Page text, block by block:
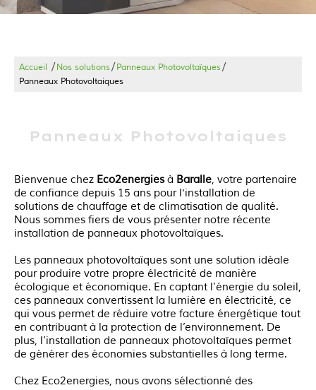
Accueil / Nos solutions/ Panneaux Photovoltaïques/
Panneaux Photovoltaiques
Panneaux Photovoltaiques
Bienvenue chez Eco2energiesà Baralle, votre partenaire
de confiance depuis 15 ans pour l'installation de
solutions de chauffage et de climatisation de qualité.
Nous sommes fiers de vous présenter notre récente
installation de panneaux photovoltaïques.
Les panneaux photovoltaïques sont une solution idéale
pour produire votre propre électricité de manière
écologique et économique. En captant l’énergie du soleil,
ces panneaux convertissent la lumière en électricité, ce
qui vous permet de réduire votre facture énergétique tout
en contribuant à la protection de l’environnement. De
plus, l’installation de panneaux photovoltaïques permet
de générer des économies substantielles à long terme.
Chez Eco2energies, nous avons sélectionné des